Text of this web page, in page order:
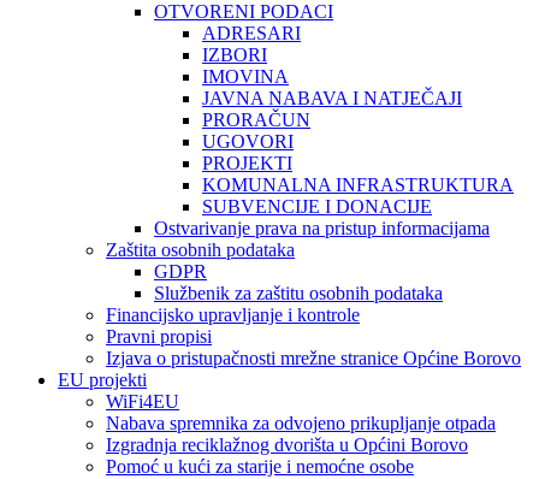
OTVORENI PODACI
ADRESARI
IZBORI
IMOVINA
JAVNA NABAVA I NATJEČAJI
PRORAČUN
UGOVORI
PROJEKTI
KOMUNALNA INFRASTRUKTURA
SUBVENCIJE I DONACIJE
Ostvarivanje prava na pristup informacijama
Zaštita osobnih podataka
GDPR
Službenik za zaštitu osobnih podataka
Financijsko upravljanje i kontrole
Pravni propisi
Izjava o pristupačnosti mrežne stranice Općine Borovo
EU projekti
WiFi4EU
Nabava spremnika za odvojeno prikupljanje otpada
Izgradnja reciklažnog dvorišta u Općini Borovo
Pomoć u kući za starije i nemoćne osobe